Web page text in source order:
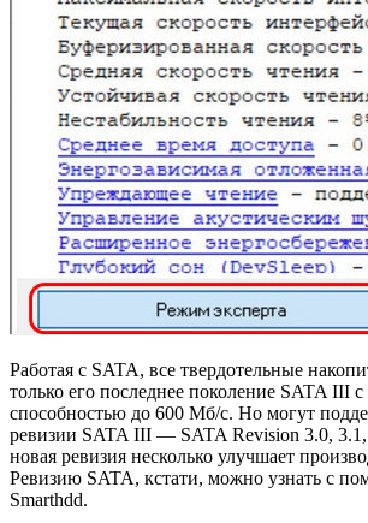
Работая с SATA, все твердотельные
только его последнее поколение SATA III
способностью до 600 Мб/с. Но могут
ревизии SATA III — SATA Revision 3.0,
новая ревизия несколько улучшает
Ревизию SATA, кстати, можно узнать с
Smarthdd.